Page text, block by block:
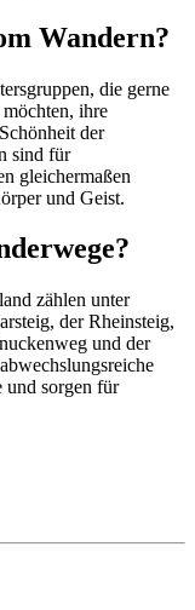
Wandern?
die gerne
ihre
der
sind für
gleichermaßen
und Geist.
zählen unter
der Rheinsteig,
und der
und sorgen für